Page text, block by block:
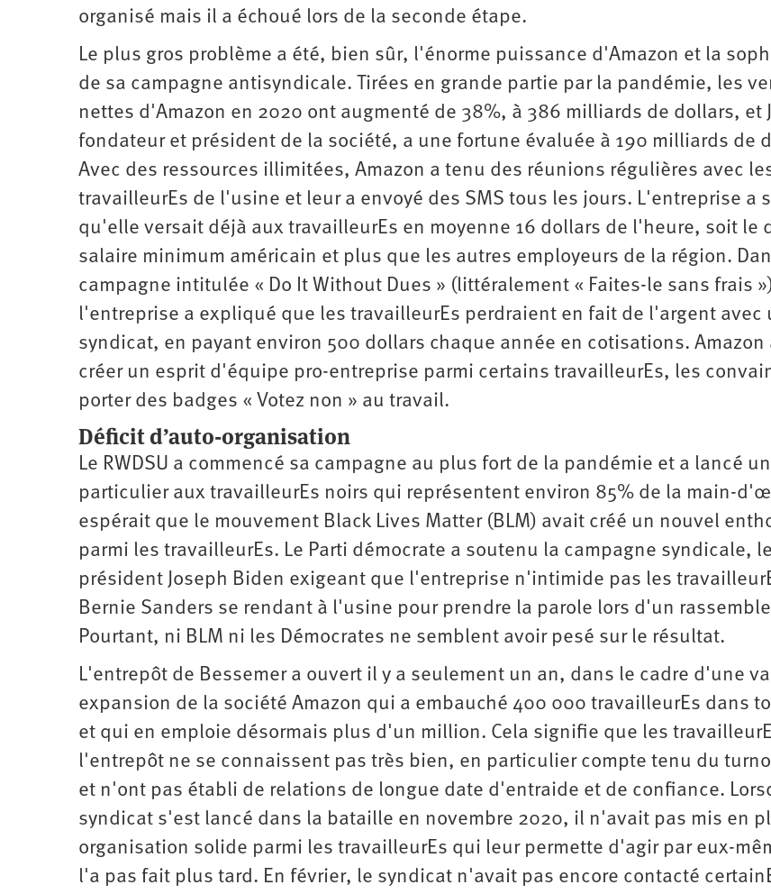
organisé mais il a échoué lors de la seconde étape.
Le plus gros problème a été, bien sûr, l'énorme puissance d'Amazon et la
de sa campagne antisyndicale. Tirées en grande partie par la pandémie, les
nettes d'Amazon en 2020 ont augmenté de 38%, à 386 milliards de dollars, et
fondateur et président de la société, a une fortune évaluée à 190 milliards de
Avec des ressources illimitées, Amazon a tenu des réunions régulières avec
travailleurEs de l'usine et leur a envoyé des SMS tous les jours. L'entreprise a
qu'elle versait déjà aux travailleurEs en moyenne 16 dollars de l'heure, soit le
salaire minimum américain et plus que les autres employeurs de la région.
campagne intitulée « Do It Without Dues » (littéralement « Faites-le sans frais
l'entreprise a expliqué que les travailleurEs perdraient en fait de l'argent avec
syndicat, en payant environ 500 dollars chaque année en cotisations. Amazon
créer un esprit d'équipe pro-entreprise parmi certains travailleurEs, les
porter des badges « Votez non » au travail.
Déficit d’auto-organisation
Le RWDSU a commencé sa campagne au plus fort de la pandémie et a lancé
particulier aux travailleurEs noirs qui représentent environ 85% de la main-
espérait que le mouvement Black Lives Matter (BLM) avait créé un nouvel
parmi les travailleurEs. Le Parti démocrate a soutenu la campagne syndicale, le
président Joseph Biden exigeant que l'entreprise n'intimide pas les
Bernie Sanders se rendant à l'usine pour prendre la parole lors d'un
Pourtant, ni BLM ni les Démocrates ne semblent avoir pesé sur le résultat.
L'entrepôt de Bessemer a ouvert il y a seulement un an, dans le cadre d'une
expansion de la société Amazon qui a embauché 400 000 travailleurEs dans
et qui en emploie désormais plus d'un million. Cela signifie que les
l'entrepôt ne se connaissent pas très bien, en particulier compte tenu du
et n'ont pas établi de relations de longue date d'entraide et de confiance.
syndicat s'est lancé dans la bataille en novembre 2020, il n'avait pas mis en
organisation solide parmi les travailleurEs qui leur permette d'agir par eux-
l'a pas fait plus tard. En février, le syndicat n'avait pas encore contacté